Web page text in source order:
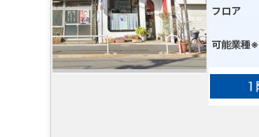
フロア
可能業種※